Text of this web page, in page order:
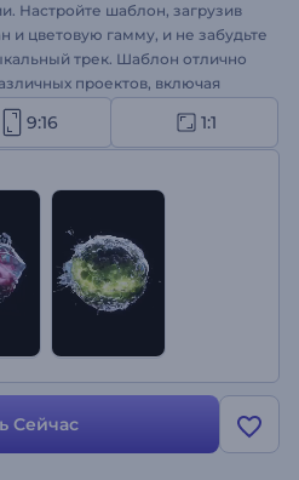
Настройте шаблон, загрузив
и цветовую гамму, и не забудьте
трек. Шаблон отлично
проектов, включая
ролики, заставки для
Создайте анимацию с
9:16 1:1
Сейчас